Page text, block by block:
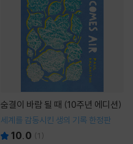
숨결이 바람 될 때 (10주년 에디션)
세계를 감동시킨 생의 기록 한정판
10.0 (1 )